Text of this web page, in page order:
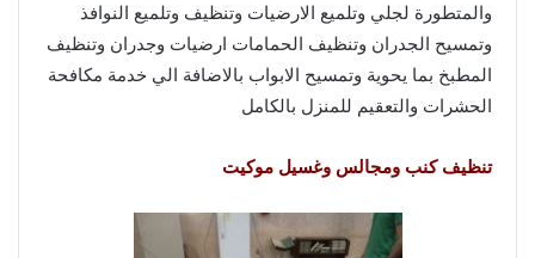
والمتطورة لجلي وتلميع الارضيات وتنظيف وتلميع النوافذ
وتمسيح الجدران وتنظيف الحمامات ارضيات وجدران وتنظيف
المطبخ بما يحوية وتمسيح الابواب بالاضافة الي خدمة مكافحة
الحشرات والتعقيم للمنزل بالكامل
تنظيف كنب ومجالس وغسيل موكيت